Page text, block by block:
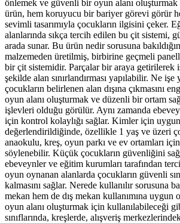
önlemek ve güvenli bir oyun alanı oluşturmak
ürün, hem koruyucu bir bariyer görevi görür
sevimli tasarımıyla çocukların ilgisini çeker.
alanlarında sıkça tercih edilen bu çit sistemi,
arada sunar. Bu ürün nedir sorusuna
malzemeden üretilmiş, birbirine geçmeli
bir çit sistemidir. Parçalar bir araya getirilerek
şekilde alan sınırlandırması yapılabilir. Ne
çocukların belirlenen alan dışına çıkmasını
oyun alanı oluşturmak ve düzenli bir ortam
işlevleri olduğu görülür. Aynı zamanda
için kontrol kolaylığı sağlar. Kimler için
değerlendirildiğinde, özellikle 1 yaş ve üzeri
anaokulu, kreş, oyun parkı ve ev ortamları
söylenebilir. Küçük çocukların güvenliğini
ebeveynler ve eğitim kurumları tarafından
oyun oynanan alanlarda çocukların güvenli
kalmasını sağlar. Nerede kullanılır sorusuna
mekan hem de dış mekan kullanımına
oyun alanı oluşturmak için kullanılabileceği
sınıflarında, kreşlerde, alışveriş